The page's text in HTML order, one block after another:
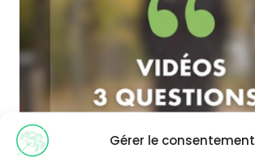
Gérer le consentement